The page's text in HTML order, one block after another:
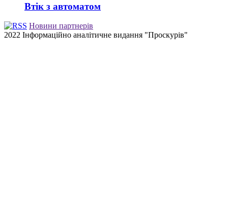
Втік з автоматом
Новини партнерів
2022 Інформаційно аналітичне видання "Проскурів"